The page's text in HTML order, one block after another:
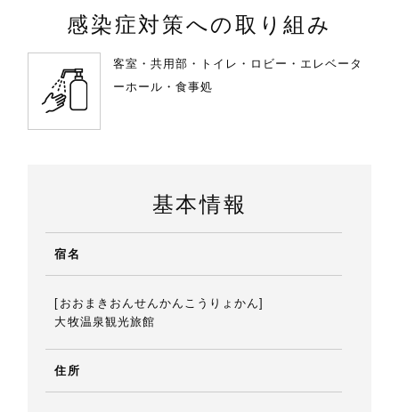
感染症対策への取り組み
客室・共用部・トイレ・ロビー・エレベータ
ーホール・食事処
基本情報
宿名
[おおまきおんせんかんこうりょかん]
大牧温泉観光旅館
住所